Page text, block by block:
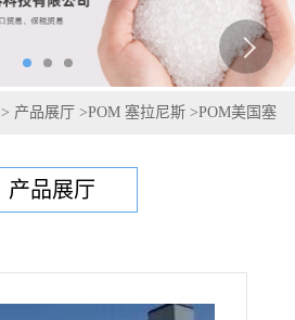
> 产品展厅 >POM 塞拉尼斯 >POM美国塞
产品展厅